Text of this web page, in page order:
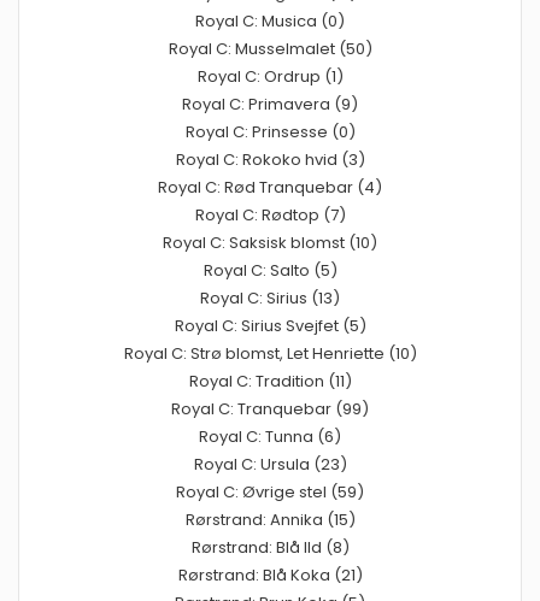
Royal C: Musica (0)
Royal C: Musselmalet (50)
Royal C: Ordrup (1)
Royal C: Primavera (9)
Royal C: Prinsesse (0)
Royal C: Rokoko hvid (3)
Royal C: Rød Tranquebar (4)
Royal C: Rødtop (7)
Royal C: Saksisk blomst (10)
Royal C: Salto (5)
Royal C: Sirius (13)
Royal C: Sirius Svejfet (5)
Royal C: Strø blomst, Let Henriette (10)
Royal C: Tradition (11)
Royal C: Tranquebar (99)
Royal C: Tunna (6)
Royal C: Ursula (23)
Royal C: Øvrige stel (59)
Rørstrand: Annika (15)
Rørstrand: Blå Ild (8)
Rørstrand: Blå Koka (21)